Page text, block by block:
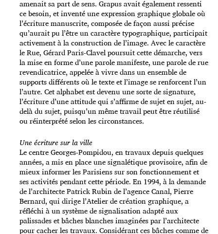
amenait sa part de sens. Grapus avait également ressenti
ce besoin, et inventé une expression graphique globale où
l’écriture manuscrite, composée de façon aussi précise
qu’aurait pu l’être un caractère typographique, participait
activement à la construction de l’image. Avec le caractère
le Rue, Gérard Paris-Clavel poursuit cette démarche, vers
la mise en forme d’une parole manifeste, une parole de rue
revendicatrice, appelée à vivre dans un ensemble de
supports différents où le texte et l’image se renforcent l’un
l’autre. Cet alphabet est devenu une sorte de signature,
l’écriture d’une attitude qui s’affirme de sujet en sujet, au-
delà du sujet, puisqu’un même travail peut être réutilisé
ou réinterprété selon les circonstances.
Une écriture sur la ville
Le centre Georges-Pompidou, en travaux depuis quelques
années, a mis en place une signalétique provisoire, afin de
mieux informer les Parisiens sur son fonctionnement et
ses activités pendant cette période. En 1994, à la demande
de l’architecte Patrick Rubin de l’agence Canal, Pierre
Bernard, qui dirige l’Atelier de création graphique, a
réfléchi à un système de signalisation adapté aux
palissades et bâches blanches imaginées par l’architecte
pour cacher les travaux. Considérant ces bâches comme de